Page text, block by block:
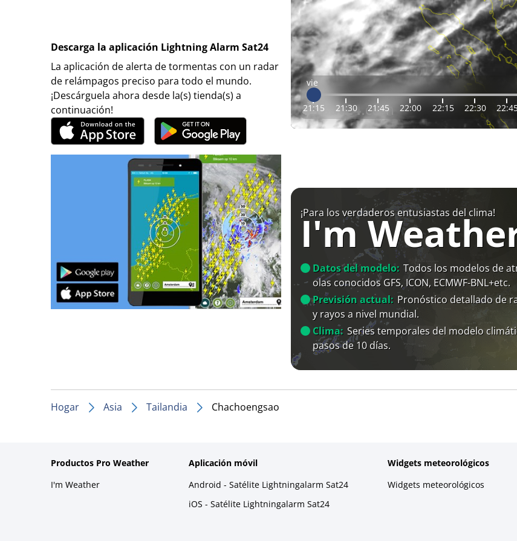
Descarga la aplicación Lightning Alarm Sat24
La aplicación de alerta de tormentas con un radar
de relámpagos preciso para todo el mundo.
¡Descárguela ahora desde la(s) tienda(s) a
continuación!
vie
21:15 21:30 21:45 22:00 22:15 22:30
¡Para los verdaderos entusiastas del clima!
I'm
Datos del modelo: Todos los modelos de
olas conocidos GFS, ICON, ECMWF-BNL+etc.
Previsión actual: Pronóstico detallado de
y rayos a nivel mundial.
Clima: Series temporales del modelo
pasos de 10 días.
Hogar Asia Tailandia Chachoengsao
Productos Pro Weather
I'm Weather
Aplicación móvil
Android - Satélite Lightningalarm Sat24
iOS - Satélite Lightningalarm Sat24
Widgets meteorológicos
Widgets meteorológicos